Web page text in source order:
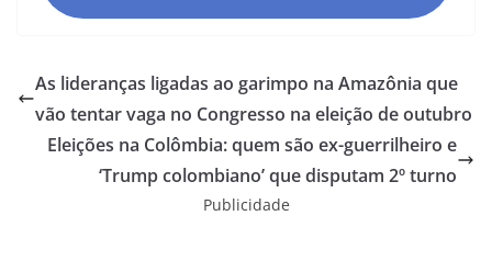
As lideranças ligadas ao garimpo na Amazônia que
vão tentar vaga no Congresso na eleição de outubro
Eleições na Colômbia: quem são ex-guerrilheiro e
‘Trump colombiano’ que disputam 2º turno
Publicidade